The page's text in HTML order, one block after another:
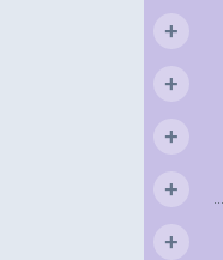
+
+
+
+
+